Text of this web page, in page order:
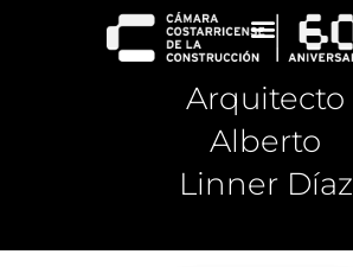
Arquitecto
Alberto
Linner Díaz